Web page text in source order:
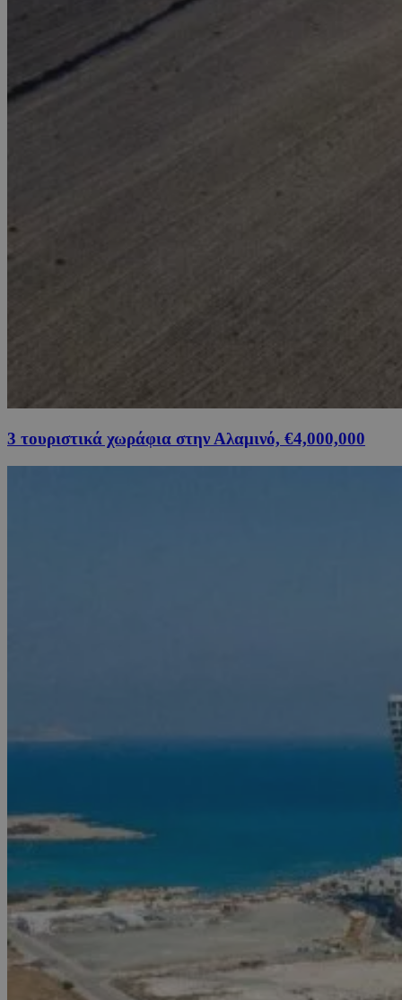
3 τουριστικά χωράφια στην Αλαμινό, €4,000,000